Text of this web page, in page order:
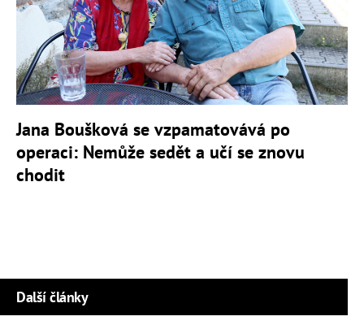
Jana Boušková se vzpamatovává po
operaci: Nemůže sedět a učí se znovu
chodit
Další články